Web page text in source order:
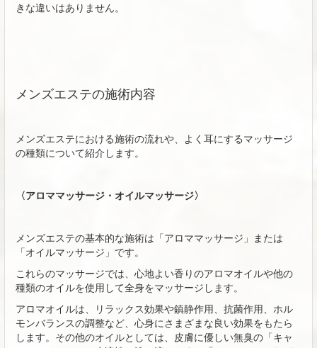
きな違いはありません。
メンズエステの施術内容
メンズエステにおける施術の流れや、よく耳にするマッサージ
の種類について紹介します。
〈アロママッサージ・オイルマッサージ〉
メンズエステの基本的な施術は「アロママッサージ」または
「オイルマッサージ」です。
これらのマッサージでは、心地よい香りのアロマオイルや他の
種類のオイルを使用して全身をマッサージします。
アロマオイルは、リラックス効果や鎮静作用、抗菌作用、ホル
モンバランスの調整など、心身にさまざまな良い効果をもたら
します。その他のオイルとしては、皮膚に優しい無臭の「キャ